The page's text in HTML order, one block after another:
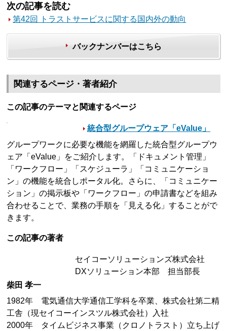
次の記事を読む
第42回 トラストサービスに関する国内外の動向
バックナンバーはこちら
関連するページ・著者紹介
この記事のテーマと関連するページ
統合型グループウェア「eValue」
グループワークに必要な機能を網羅した統合型グループウ
ェア「eValue」をご紹介します。「ドキュメント管理」
「ワークフロー」「スケジューラ」「コミュニケーショ
ン」の機能を統合しポータル化。さらに、「コミュニケー
ション」の掲示板や「ワークフロー」の申請書などを組み
合わせることで、業務の手順を「見える化」することがで
きます。
この記事の著者
セイコーソリューションズ株式会社
DXソリューション本部 担当部長
柴田 孝一
1982年 電気通信大学通信工学科を卒業、株式会社第二精
工舎（現セイコーインスツル株式会社）入社
2000年 タイムビジネス事業（クロノトラスト）立ち上げ